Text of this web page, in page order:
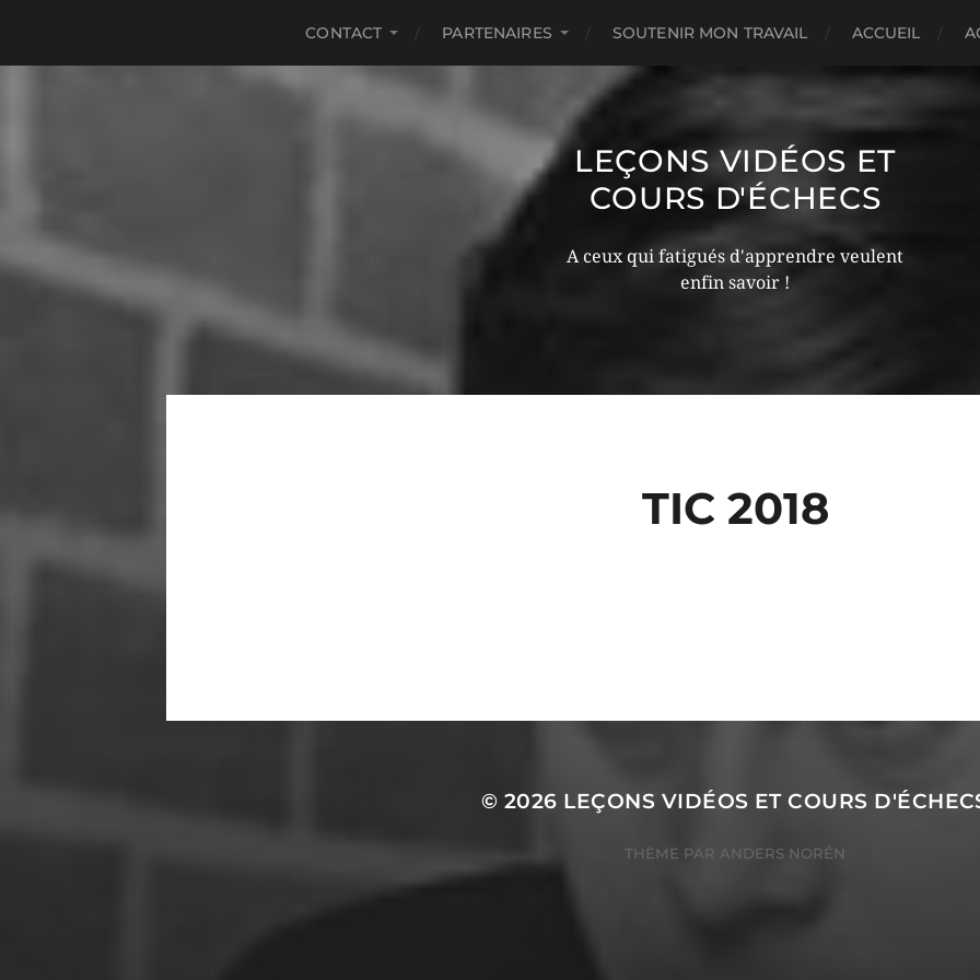
CONTACT PARTENAIRES SOUTENIR MON TRAVAIL ACCUEIL
LEÇONS VIDÉOS ET
COURS D'ÉCHECS
A ceux qui fatigués d'apprendre veulent
enfin savoir !
TIC 2018
© 2026 LEÇONS VIDÉOS ET COURS
THÈME PAR ANDERS NORÉN